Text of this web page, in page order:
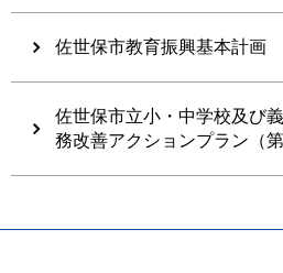
佐世保市教育振興基本計画
佐世保市立小・中学校及び
務改善アクションプラン（